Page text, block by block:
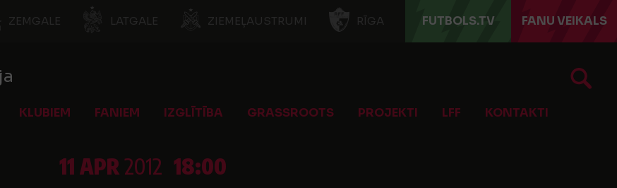
ZEMGALE LATGALE ZIEMEĻAUSTRUMI RĪGA FUTBOLS.TV FANU VEIKALS
KLUBIEM FANIEM IZGLĪTĪBA GRASSROOTS PROJEKTI LFF KONTAKTI
11 APR2012 18:00